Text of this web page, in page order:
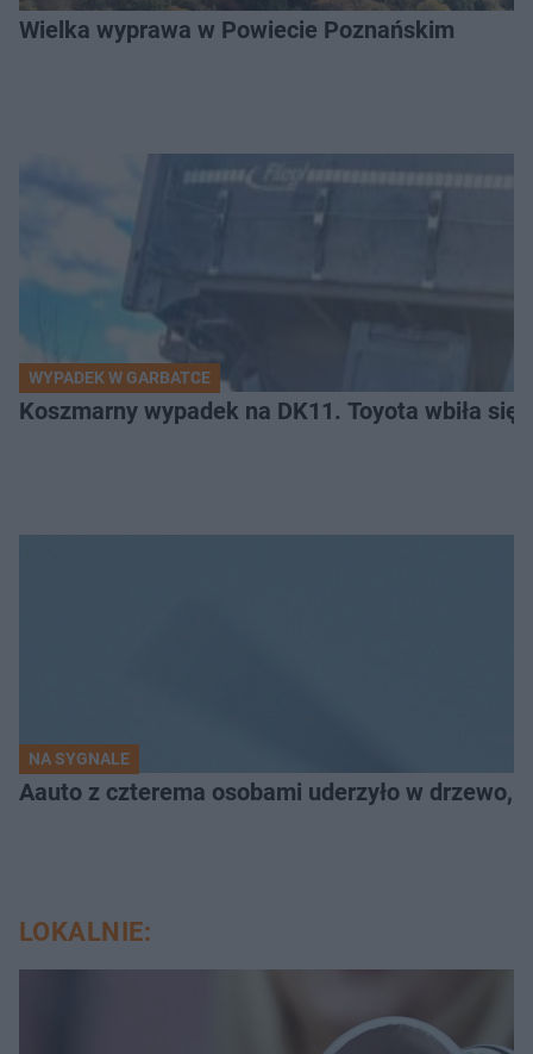
Wielka wyprawa w Powiecie Poznańskim
WYPADEK W GARBATCE
Koszmarny wypadek na DK11. Toyota wbiła się
NA SYGNALE
Aauto z czterema osobami uderzyło w drzewo,
LOKALNIE: